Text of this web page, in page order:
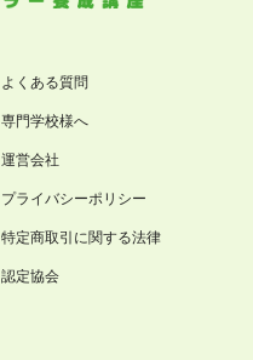
よくある質問
専門学校様へ
運営会社
プライバシーポリシー
特定商取引に関する法律
認定協会